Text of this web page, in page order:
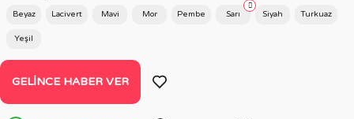
Beyaz Lacivert Mavi Mor Pembe Sarı Siyah Turkuaz
Yeşil
GELINCE HABER VER